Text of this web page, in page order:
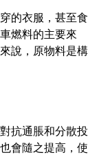
的衣服，甚至食
燃料的主要來
說，原物料是構
抗通脹和分散投
會隨之提高，使